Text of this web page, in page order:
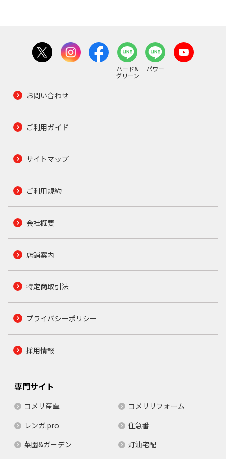
ハード&
グリーン
パワー
お問い合わせ
ご利用ガイド
サイトマップ
ご利用規約
会社概要
店舗案内
特定商取引法
プライバシーポリシー
採用情報
専門サイト
コメリ産直
コメリリフォーム
レンガ.pro
住急番
菜園&ガーデン
灯油宅配